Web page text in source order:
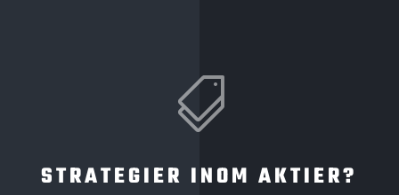

STRATEGIER INOM AKTIER?